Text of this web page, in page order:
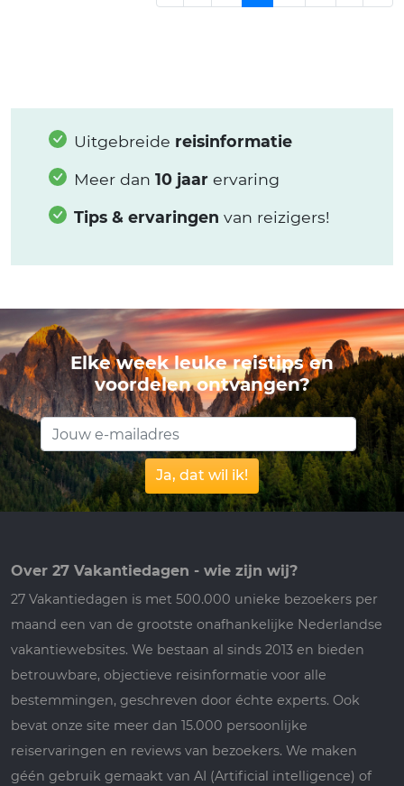
Uitgebreide reisinformatie
Meer dan 10 jaar ervaring
Tips & ervaringen van reizigers!
Elke week leuke reistips en
voordelen ontvangen?
Ja, dat wil ik!
Over 27 Vakantiedagen - wie zijn wij?
27 Vakantiedagen is met 500.000 unieke bezoekers per
maand een van de grootste onafhankelijke Nederlandse
vakantiewebsites. We bestaan al sinds 2013 en bieden
betrouwbare, objectieve reisinformatie voor alle
bestemmingen, geschreven door échte experts. Ook
bevat onze site meer dan 15.000 persoonlijke
reiservaringen en reviews van bezoekers. We maken
géén gebruik gemaakt van AI (Artificial intelligence) of